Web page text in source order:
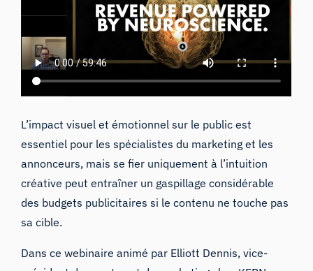
L’impact visuel et émotionnel sur le public est
essentiel pour les spécialistes du marketing et les
annonceurs, mais se fier uniquement à l’intuition
créative peut entraîner un gaspillage considérable
des budgets publicitaires si le contenu ne touche pas
sa cible.
Dans ce webinaire animé par Elliott Dennis, vice-